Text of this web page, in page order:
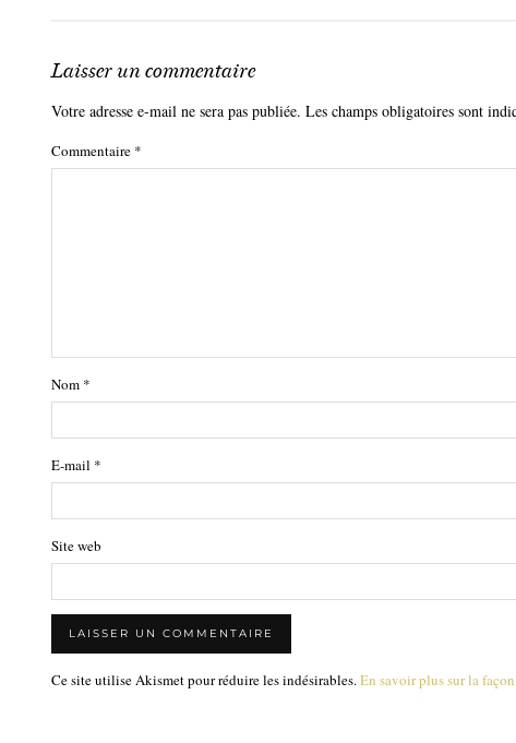
Laisser un commentaire
Votre adresse e-mail ne sera pas publiée. Les champs obligatoires sont
Commentaire *
Nom *
E-mail *
Site web
Ce site utilise Akismet pour réduire les indésirables. En savoir plus sur la